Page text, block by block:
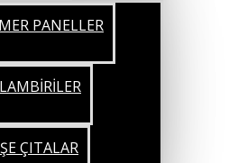
PANELLER
ÇITALAR